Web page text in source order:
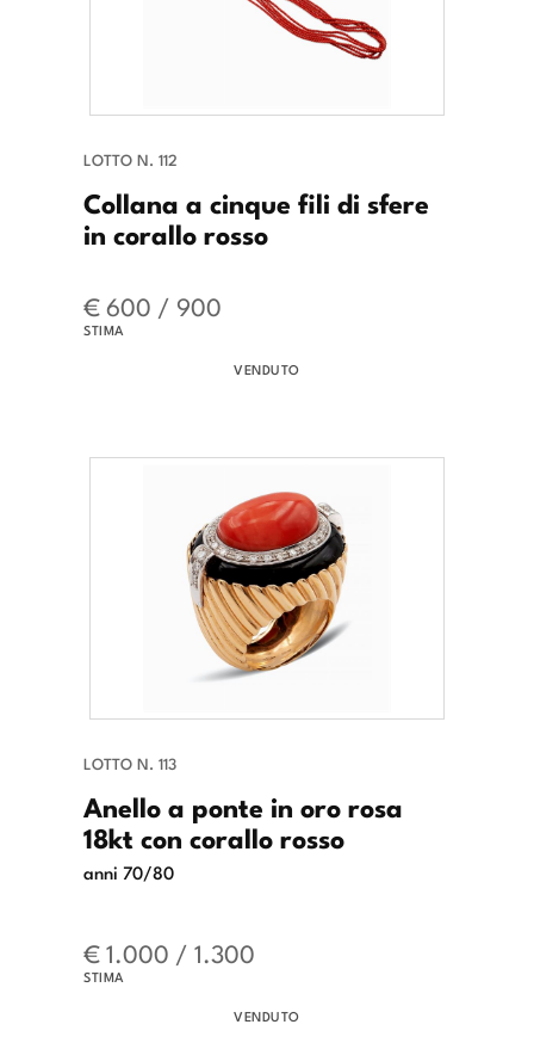
LOTTO N. 112
Collana a cinque fili di sfere
in corallo rosso
€ 600 / 900
STIMA
VENDUTO
LOTTO N. 113
Anello a ponte in oro rosa
18kt con corallo rosso
anni 70/80
€ 1.000 / 1.300
STIMA
VENDUTO